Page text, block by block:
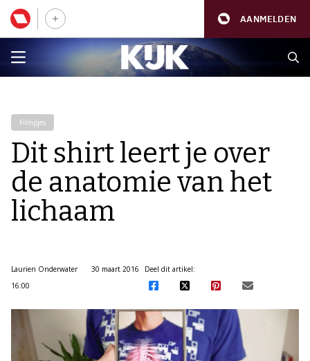
AANMELDEN
Filmpjes
Dit shirt leert je over
de anatomie van het
lichaam
Laurien Onderwater
30 maart 2016
16:00
Deel dit artikel: